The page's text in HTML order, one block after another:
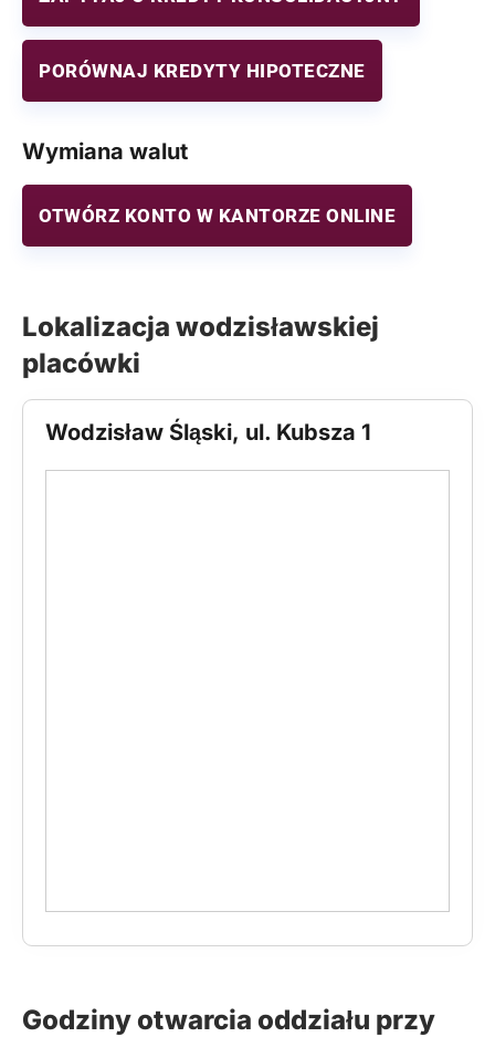
PORÓWNAJ KREDYTY HIPOTECZNE
Wymiana walut
OTWÓRZ KONTO W KANTORZE ONLINE
Lokalizacja wodzisławskiej
placówki
Wodzisław Śląski, ul. Kubsza 1
Godziny otwarcia oddziału przy